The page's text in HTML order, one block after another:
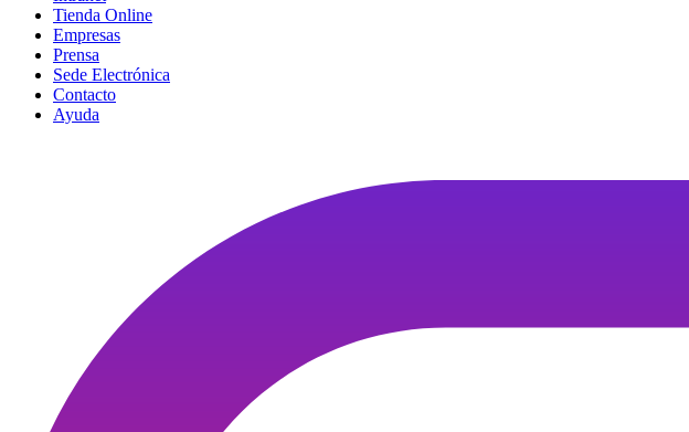
Tienda Online
Empresas
Prensa
Sede Electrónica
Contacto
Ayuda